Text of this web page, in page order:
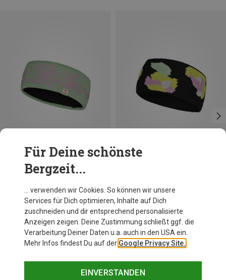
Du sparst 18%
Maloja
TaxeralmM. Stirnband
34,95 €
Für Deine schönste
Bergzeit...
… verwenden wir Cookies. So können wir unsere
Services für Dich optimieren, Inhalte auf Dich
zuschneiden und dir entsprechend personalisierte
Anzeigen zeigen. Deine Zustimmung schließt ggf. die
Verarbeitung Deiner Daten u.a. auch in den USA ein.
Mehr Infos findest Du auf der Google Privacy Site.
EINVERSTANDEN